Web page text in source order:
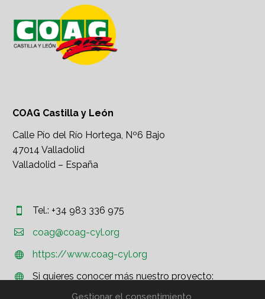
Gestionar el consentimiento
COAG Castilla y León
Calle Pío del Río Hortega, Nº6 Bajo
47014 Valladolid
Valladolid – España

 Tel.: +34 983 336 975

 coag@coag-cyl.org

 https://www.coag-cyl.org


Si quieres conocer más nuestro proyecto:
http://www.coag.org